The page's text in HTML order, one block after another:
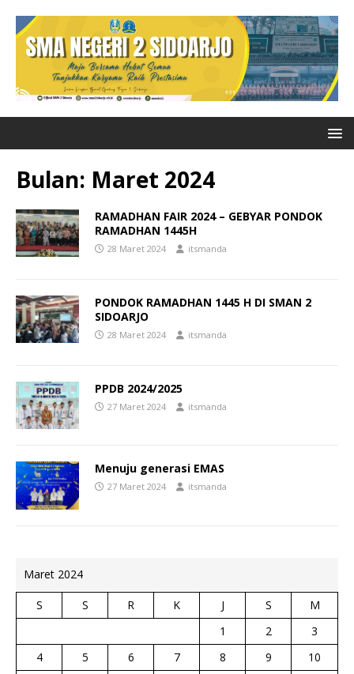
Bulan: Maret 2024
RAMADHAN FAIR 2024 – GEBYAR PONDOK
RAMADHAN 1445H
28 Maret 2024 itsmanda
PONDOK RAMADHAN 1445 H DI SMAN 2
SIDOARJO
28 Maret 2024 itsmanda
PPDB 2024/2025
27 Maret 2024 itsmanda
Menuju generasi EMAS
27 Maret 2024 itsmanda
Maret 2024
S S R K J S
M
1
2
3
4
5 6 7 8 9
10